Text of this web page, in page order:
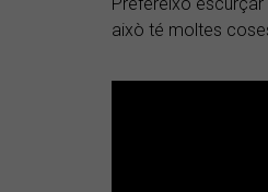
Prefereixo
això té moltes